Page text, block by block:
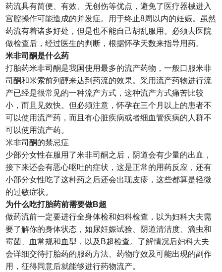
药流具有简便、有效、无创伤等优点，避免了医疗器械进入
宫腔操作可能造成的并发症。用于终止8周以内的妊娠。虽然
药流有着诸多好处，但是也不能自己胡乱服用。必须去医院
做检查后，经过医生的判断，根据怀孕天数来指导用药。
米非司酮是什么药
打胎药米非司酮是我国使用最多的流产药物，一般口服米非
司酮和米索前列醇来达到药流的效果。采用流产药物进行流
产已经是很常见的一种流产方式，这种流产方式痛苦比较
小，而且见效快。但必须注意，怀孕在三个月以上的患者不
可以使用流产药，而且有心脏疾病或者细血管疾病的人群不
可以使用流产药。
米非司酮的禁忌症
少部分女性在服用了米非司酮之后，阴道会有少量的出血，
接下来还会有恶心呕吐的症状，这是正常的用药反应，还有
小部分女性吃了这种药之后还会出现皮疹，这些都算是轻微
的过敏症状。
为什么吃打胎药前需要做B超
做药流前一定要进行全身体检和妇科检查，以为妇科大夫需
要了解你的身体状态，如尿妊娠试验、阴道清洁度、滴虫和
霉菌、血常规和血型，以及B超检查。了解情况后妇科大夫
会详细交待打胎药的服药方法、药物疗效及可能出现的副作
用，征得同意后就能够进行药物流产。